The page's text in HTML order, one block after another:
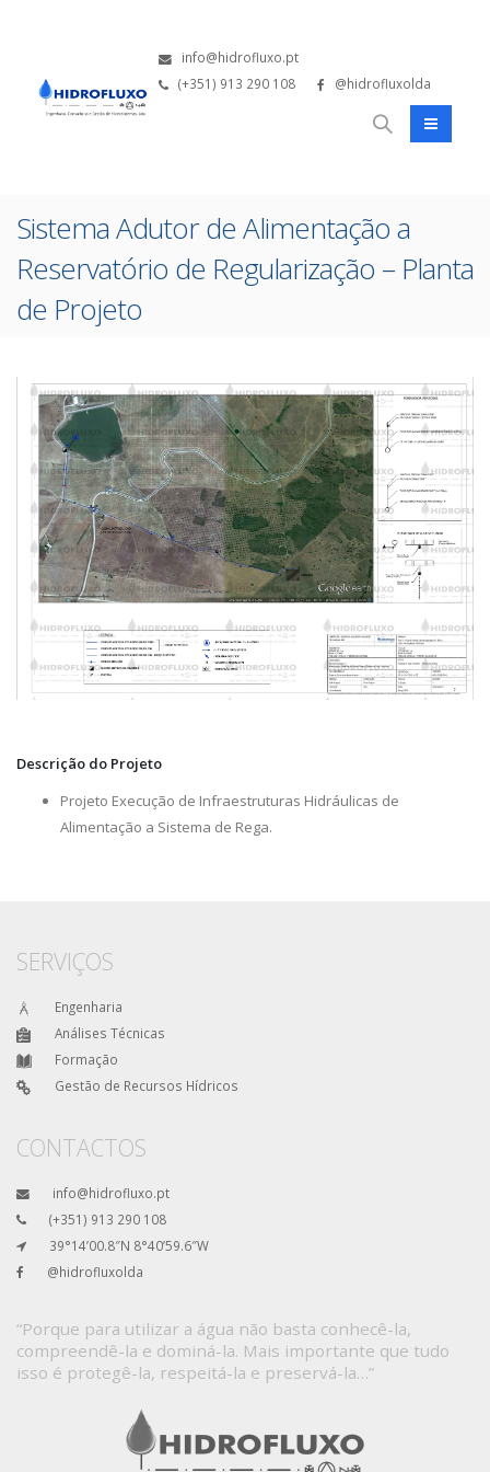
info@hidrofluxo.pt
(+351) 913 290 108
@hidrofluxolda
Sistema Adutor de Alimentação a
Reservatório de Regularização – Planta
de Projeto
Descrição do Projeto
Projeto Execução de Infraestruturas Hidráulicas de
Alimentação a Sistema de Rega.
SERVIÇOS
Engenharia
Análises Técnicas
Formação
Gestão de Recursos Hídricos
CONTACTOS
info@hidrofluxo.pt
(+351) 913 290 108
39°14’00.8″N 8°40’59.6″W
@hidrofluxolda
“Porque para utilizar a água não basta conhecê-la,
compreendê-la e dominá-la. Mais importante que tudo
isso é protegê-la, respeitá-la e preservá-la…”